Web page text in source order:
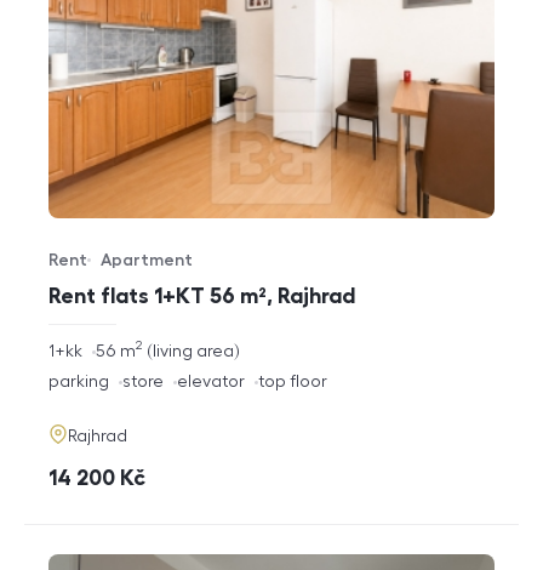
Rent flats 1+KT 56 m², Rajhrad
Offer type
Rent
Property type
Apartment
rozměry
disposition
1+kk living area
56 m2
funkce
parking store elevator top floor
adresa
Rajhrad
cena
14 200 Kč